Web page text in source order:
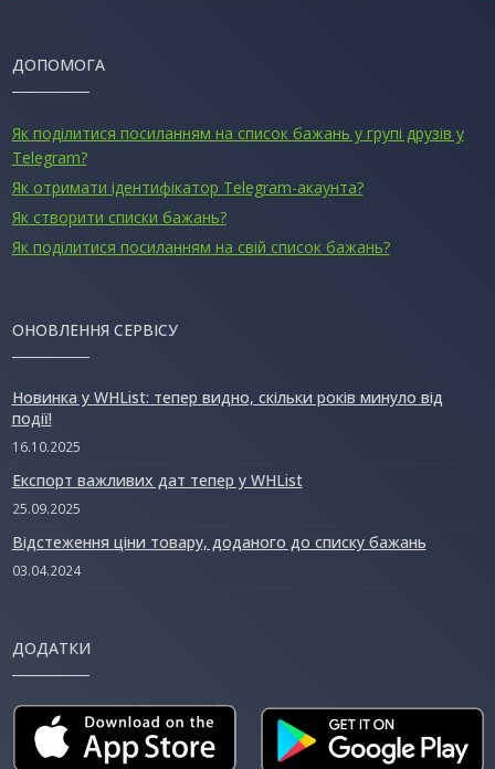
ДОПОМОГА
Як поділитися посиланням на список бажань у групі друзів у
Telegram?
Як отримати ідентифікатор Telegram-акаунта?
Як створити списки бажань?
Як поділитися посиланням на свій список бажань?
ОНОВЛЕННЯ СЕРВІСУ
Новинка у WHList: тепер видно, скільки років минуло від
події!
16.10.2025
Експорт важливих дат тепер у WHList
25.09.2025
Відстеження ціни товару, доданого до списку бажань
03.04.2024
ДОДАТКИ